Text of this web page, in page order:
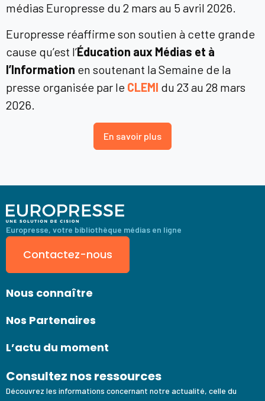
médias Europresse du 2 mars au 5 avril 2026.
Europresse réaffirme son soutien à cette grande
cause qu’est l’Éducation aux Médias et à
l’Information en soutenant la Semaine de la
presse organisée par le CLEMI du 23 au 28 mars
2026.
En savoir plus
Europresse, votre bibliothèque médias en ligne
Contactez-nous
Nous connaître
Nos Partenaires
L’actu du moment
Consultez nos ressources
Découvrez les informations concernant notre actualité, celle du